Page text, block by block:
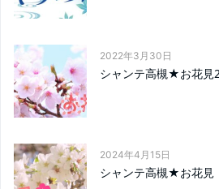
2022年3月30日
シャンテ高槻★お花見
2024年4月15日
シャンテ高槻★お花